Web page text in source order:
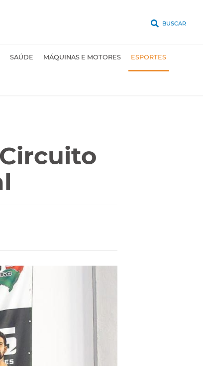
BUSCAR
SAÚDE MÁQUINAS E MOTORES ESPORTES